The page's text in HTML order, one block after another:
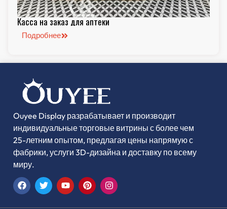
Касса на заказ для аптеки
Подробнее
Ouyee Display разрабатывает и производит
индивидуальные торговые витрины с более чем
25-летним опытом, предлагая цены напрямую с
фабрики, услуги 3D-дизайна и доставку по всему
миру.